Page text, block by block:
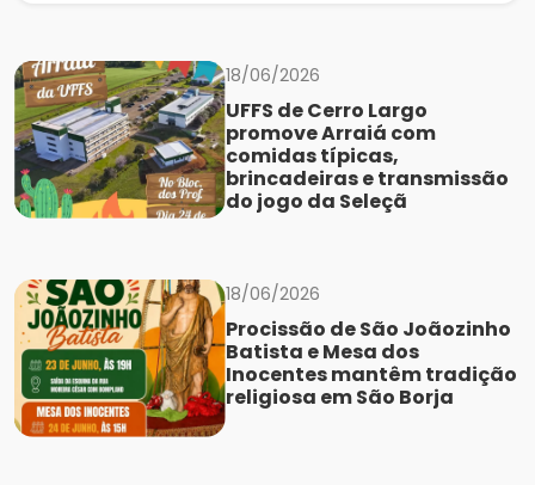
18/06/2026
UFFS de Cerro Largo
promove Arraiá com
comidas típicas,
brincadeiras e transmissão
do jogo da Seleçã
18/06/2026
Procissão de São Joãozinho
Batista e Mesa dos
Inocentes mantêm tradição
religiosa em São Borja